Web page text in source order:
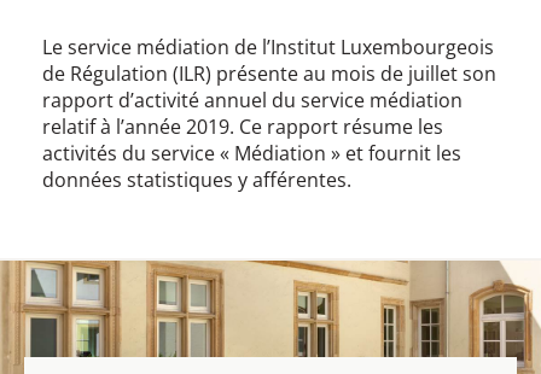
Le service médiation de l’Institut Luxembourgeois
de Régulation (ILR) présente au mois de juillet son
rapport d’activité annuel du service médiation
relatif à l’année 2019. Ce rapport résume les
activités du service « Médiation » et fournit les
données statistiques y afférentes.